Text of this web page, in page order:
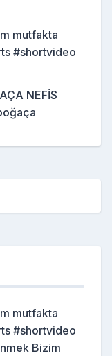
mutfakta
#shortvideo
NEFİS
mutfakta
#shortvideo
Bizim